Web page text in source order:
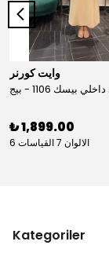
وايت كورنر
بيسك 1106 - بيج
₺ 1,899.00
6 الالوان 7 القياسات
Kategoriler